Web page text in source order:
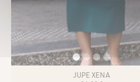
JUPE LONGUE NORÉLYA